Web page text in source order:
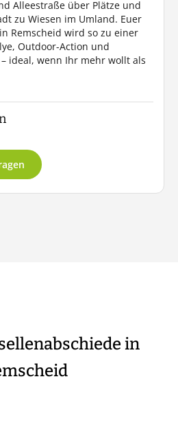
Alleestraße über Plätze und
zu Wiesen im Umland. Euer
Remscheid wird so zu einer
Outdoor-Action und
ideal, wenn Ihr mehr wollt als
in